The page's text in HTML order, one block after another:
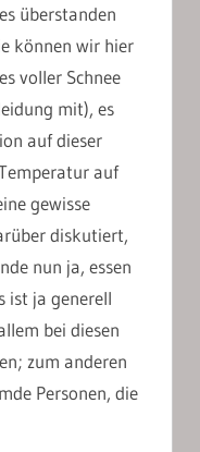
überstanden
können wir hier
voller Schnee
mit), es
auf dieser
auf
gewisse
diskutiert,
nun ja, essen
ist ja generell
bei diesen
zum anderen
Personen, die